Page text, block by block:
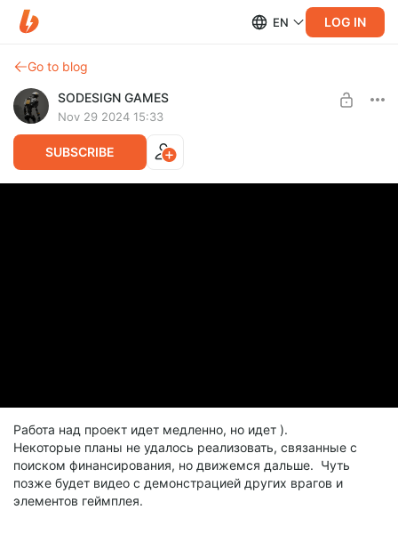
EN LOG IN
Go to blog
SODESIGN GAMES
Nov 29 2024 15:33
SUBSCRIBE
Работа над проект идет медленно, но идет ).
Некоторые планы не удалось реализовать, связанные с
поиском финансирования, но движемся дальше. Чуть
позже будет видео с демонстрацией других врагов и
элементов геймплея.